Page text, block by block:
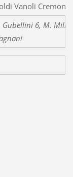
Vanoli Cremona
6, M.